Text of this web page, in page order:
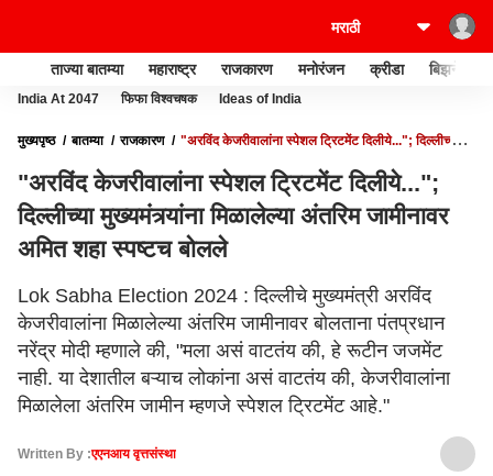
ताज्या बातम्या महाराष्ट्र राजकारण मनोरंजन क्रीडा बिझनेस
India At 2047 फिफा विश्वचषक Ideas of India
मुख्यपृष्ठ बातम्या राजकारण
"अरविंद केजरीवालांना स्पेशल ट्रिटमेंट दिलीये..."; दिल्लीच्या
"अरविंद केजरीवालांना स्पेशल ट्रिटमेंट दिलीये...";
दिल्लीच्या मुख्यमंत्र्यांना मिळालेल्या अंतरिम जामीनावर
अमित शहा स्पष्टच बोलले
Lok Sabha Election 2024 : दिल्लीचे मुख्यमंत्री अरविंद
केजरीवालांना मिळालेल्या अंतरिम जामीनावर बोलताना पंतप्रधान
नरेंद्र मोदी म्हणाले की, "मला असं वाटतंय की, हे रूटीन जजमेंट
नाही. या देशातील बऱ्याच लोकांना असं वाटतंय की, केजरीवालांना
मिळालेला अंतरिम जामीन म्हणजे स्पेशल ट्रिटमेंट आहे."
Written By :एएनआय वृत्तसंस्था